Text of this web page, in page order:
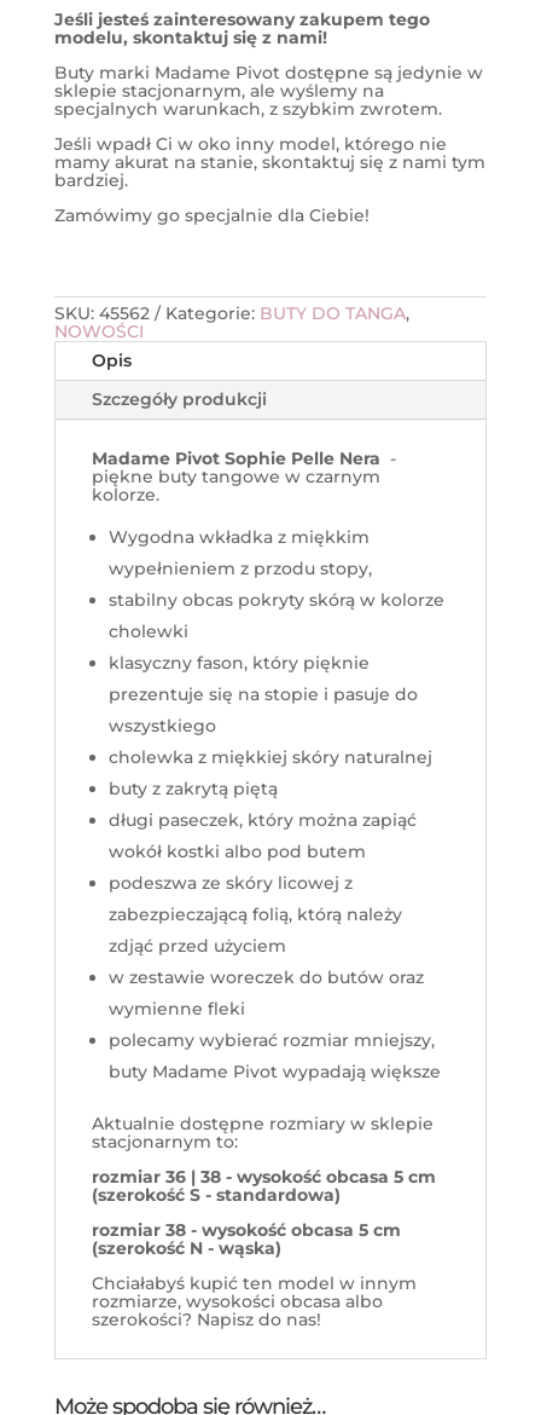
Jeśli jesteś zainteresowany zakupem tego
modelu, skontaktuj się z nami!
Buty marki Madame Pivot dostępne są jedynie w
sklepie stacjonarnym, ale wyślemy na
specjalnych warunkach, z szybkim zwrotem.
Jeśli wpadł Ci w oko inny model, którego nie
mamy akurat na stanie, skontaktuj się z nami tym
bardziej.
Zamówimy go specjalnie dla Ciebie!
SKU: 45562 Kategorie: BUTY DO TANGA,
NOWOŚCI
Opis
Szczegóły produkcji
Madame Pivot Sophie Pelle Nera -
piękne buty tangowe w czarnym
kolorze.
Wygodna wkładka z miękkim
wypełnieniem z przodu stopy,
stabilny obcas pokryty skórą w kolorze
cholewki
klasyczny fason, który pięknie
prezentuje się na stopie i pasuje do
wszystkiego
cholewka z miękkiej skóry naturalnej
buty z zakrytą piętą
długi paseczek, który można zapiąć
wokół kostki albo pod butem
podeszwa ze skóry licowej z
zabezpieczającą folią, którą należy
zdjąć przed użyciem
w zestawie woreczek do butów oraz
wymienne fleki
polecamy wybierać rozmiar mniejszy,
buty Madame Pivot wypadają większe
Aktualnie dostępne rozmiary w sklepie
stacjonarnym to:
rozmiar 36 | 38 - wysokość obcasa 5 cm
(szerokość S - standardowa)
rozmiar 38 - wysokość obcasa 5 cm
(szerokość N - wąska)
Chciałabyś kupić ten model w innym
rozmiarze, wysokości obcasa albo
szerokości? Napisz do nas!
Może spodoba się również…